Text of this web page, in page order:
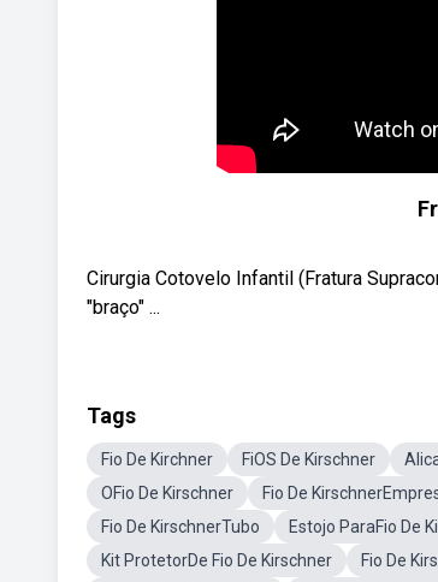
Cirurgia Cotovelo Infantil (Fratura
"braço" ...
Tags
Fio De Kirchner FiOS De Kirschner
OFio De Kirschner
Fio De
Fio De KirschnerTubo
Estojo ParaFio De
Kit ProtetorDe Fio De Kirschner
Fio De